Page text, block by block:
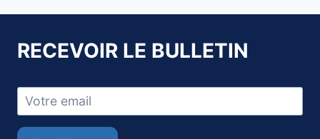
RECEVOIR LE BULLETIN